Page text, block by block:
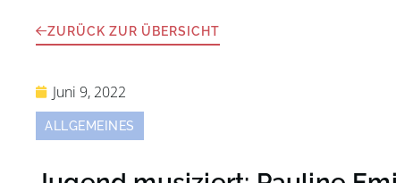
ZURÜCK ZUR ÜBERSICHT
Juni 9, 2022
ALLGEMEINES